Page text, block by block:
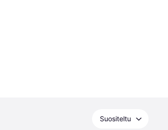
Suositeltu